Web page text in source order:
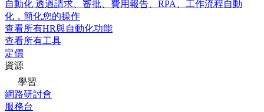
自動化 透過請求、審批、費用報告、RPA、工作流程自動
化，簡化您的操作
查看所有HR與自動化功能
查看所有工具
定價
資源
學習
網路研討會
服務台